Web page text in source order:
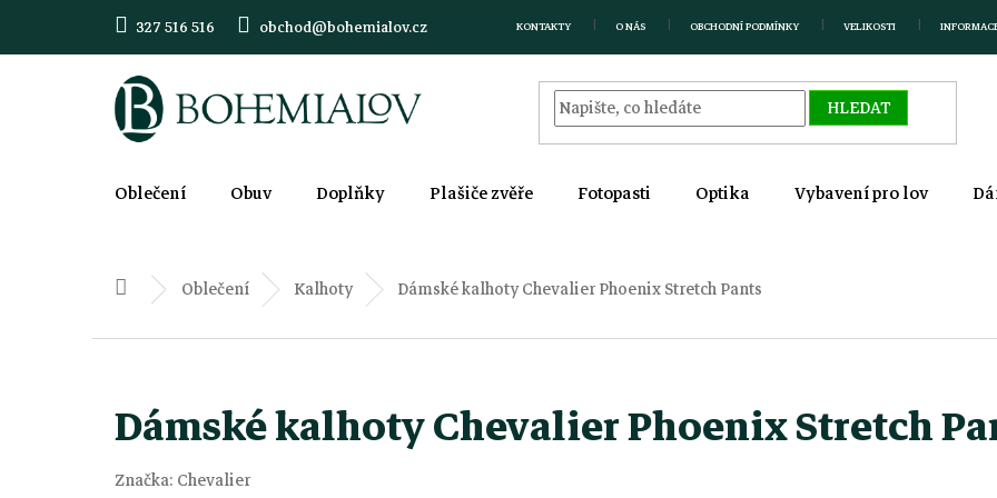
327 516 516 obchod@bohemialov.cz KONTAKTY O NÁS OBCHODNÍ PODMÍNKY VELIKOSTI
HLEDAT
Oblečení Obuv Doplňky Plašiče zvěře Fotopasti Optika Vybavení pro lov
Domů Oblečení Kalhoty Dámské kalhoty Chevalier Phoenix Stretch Pants
Dámské kalhoty Chevalier Phoenix Stretch
Značka: Chevalier